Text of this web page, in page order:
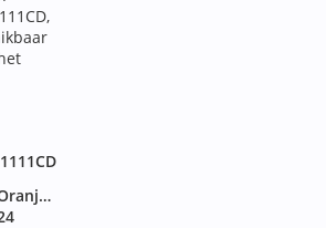
1111CD